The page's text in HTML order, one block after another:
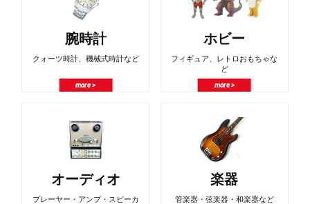
腕時計
クォーツ時計、機械式時計など
more >
ホビー
フィギュア、レトロおもちゃな
ど
more >
オーディオ
プレーヤー・アンプ・スピーカ
楽器
管楽器・弦楽器・和楽器など